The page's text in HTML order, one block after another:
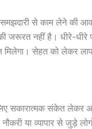
से काम लेने की
जरूरत नहीं है। धीरे-धीरे
सेहत को लेकर
सकारात्मक संकेत लेकर आ
या व्यापार से जुड़े